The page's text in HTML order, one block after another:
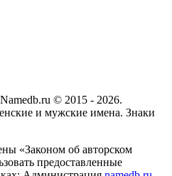
© 2015 - 2026.
и мужские имена. Знаки
«Законом об авторском
предоставленные